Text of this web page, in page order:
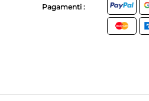
Pagamenti :